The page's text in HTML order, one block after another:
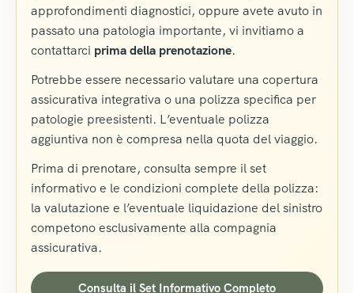
approfondimenti diagnostici, oppure avete avuto in
passato una patologia importante, vi invitiamo a
contattarci prima della prenotazione.
Potrebbe essere necessario valutare una copertura
assicurativa integrativa o una polizza specifica per
patologie preesistenti. L’eventuale polizza
aggiuntiva non è compresa nella quota del viaggio.
Prima di prenotare, consulta sempre il set
informativo e le condizioni complete della polizza:
la valutazione e l’eventuale liquidazione del sinistro
competono esclusivamente alla compagnia
assicurativa.
Consulta il Set Informativo Completo